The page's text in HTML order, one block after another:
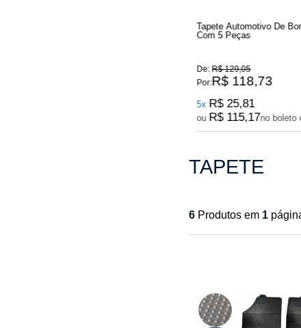
Tapete Automotivo De
Com 5 Peças
De:R$ 129,05
Por:R$ 118,73
5x R$ 25,81
ou R$ 115,17no boleto
TAPETE
6 Produtos em 1